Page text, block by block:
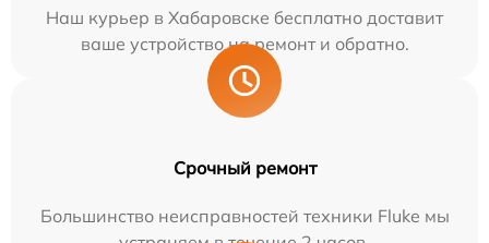
Наш курьер в Хабаровске бесплатно доставит
ваше устройство на ремонт и обратно.
Срочный ремонт
Большинство неисправностей техники Fluke мы